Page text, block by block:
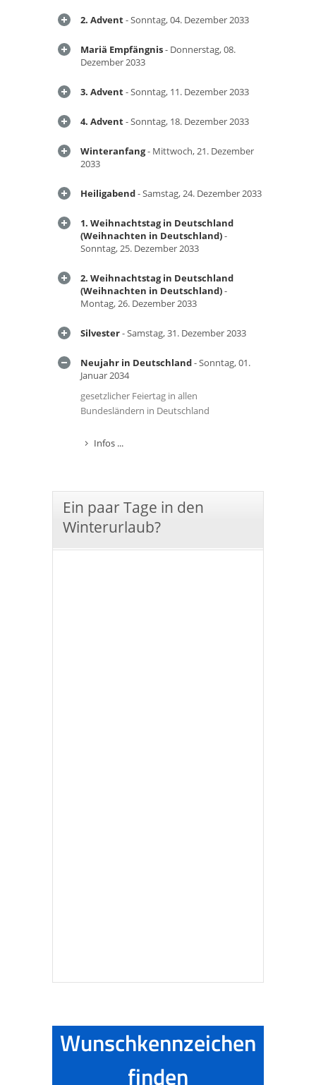
2. Advent- Sonntag, 04. Dezember 2033
Mariä Empfängnis- Donnerstag, 08.
Dezember 2033
3. Advent- Sonntag, 11. Dezember 2033
4. Advent- Sonntag, 18. Dezember 2033
Winteranfang- Mittwoch, 21. Dezember
2033
Heiligabend- Samstag, 24. Dezember 2033
1. Weihnachtstag in Deutschland
(Weihnachten in Deutschland)-
Sonntag, 25. Dezember 2033
2. Weihnachtstag in Deutschland
(Weihnachten in Deutschland)-
Montag, 26. Dezember 2033
Silvester- Samstag, 31. Dezember 2033
Neujahr in Deutschland- Sonntag, 01.
Januar 2034
gesetzlicher Feiertag in allen
Bundesländern in Deutschland
Infos ...
Ein paar Tage in den
Winterurlaub?